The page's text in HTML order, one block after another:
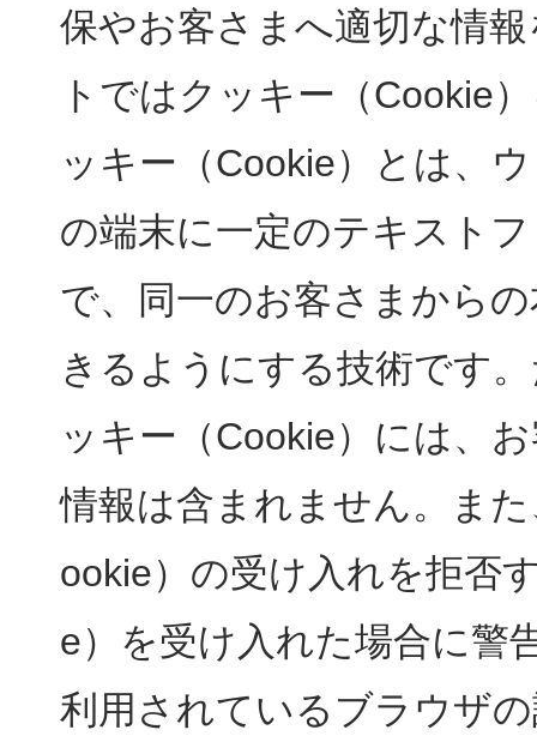
保やお客さまへ適切な情
トではクッキー（Cookie
ッキー（Cookie）とは、
の端末に一定のテキスト
で、同一のお客さまから
きるようにする技術です
ッキー（Cookie）には、
情報は含まれません。ま
ookie）の受け入れを拒否
e）を受け入れた場合に警
利用されているブラウザ